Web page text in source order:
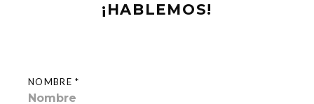
¡HABLEMOS!
NOMBRE *